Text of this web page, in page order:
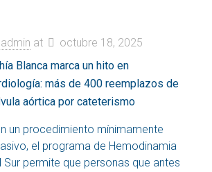
admin at
octubre 18, 2025
Blanca marca un hito en
más de 400 reemplazos de
aórtica por cateterismo
un procedimiento mínimamente
el programa de Hemodinamia
Sur permite que personas que antes